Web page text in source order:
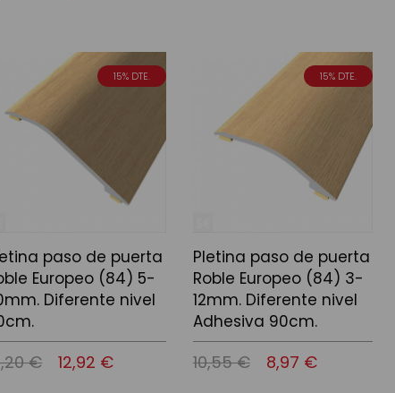
a la cistella
15% DTE.
paso de puerta
Europeo (84) 5-
Diferente nivel
€ 12,92 €
15% DTE.
Pletina paso de puerta
Roble Europeo (84) 3-
12mm. Diferente nivel
Adhesiva 90cm.
10,55 € 8,97 €